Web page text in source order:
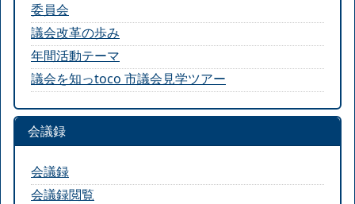
委員会
議会改革の歩み
年間活動テーマ
議会を知っtoco 市議会見学ツアー
会議録
会議録
会議録閲覧